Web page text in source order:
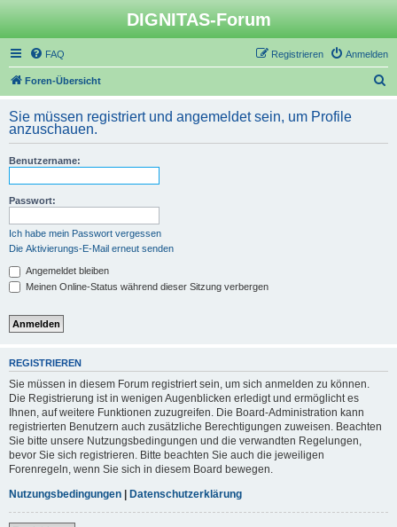
DIGNITAS-Forum
FAQ Anmelden
Registrieren
Foren-Übersicht
h
Sie müssen registriert und angemeldet sein, um Profile
anzuschauen.
Benutzername:
Passwort:
Ich habe mein Passwort vergessen
Die Aktivierungs-E-Mail erneut senden
Angemeldet bleiben
Meinen Online-Status während dieser Sitzung verbergen
REGISTRIEREN
Sie müssen in diesem Forum registriert sein, um sich anmelden zu können.
Die Registrierung ist in wenigen Augenblicken erledigt und ermöglicht es
Ihnen, auf weitere Funktionen zuzugreifen. Die Board-Administration kann
registrierten Benutzern auch zusätzliche Berechtigungen zuweisen. Beachten
Sie bitte unsere Nutzungsbedingungen und die verwandten Regelungen,
bevor Sie sich registrieren. Bitte beachten Sie auch die jeweiligen
Forenregeln, wenn Sie sich in diesem Board bewegen.
Nutzungsbedingungen | Datenschutzerklärung